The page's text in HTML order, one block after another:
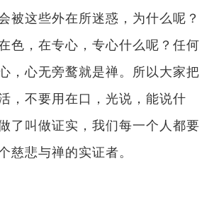
被这些外在所迷惑，为什么呢？
色，在专心，专心什么呢？任何
，心无旁鹜就是禅。所以大家把
，不要用在口，光说，能说什
了叫做证实，我们每一个人都要
慈悲与禅的实证者。